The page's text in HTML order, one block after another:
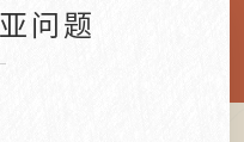
问题